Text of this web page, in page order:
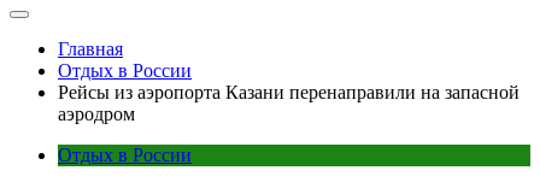
Главная
Отдых в России
Рейсы из аэропорта Казани перенаправили на запасной
аэродром
Отдых в России